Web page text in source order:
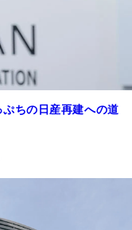
ちの日産再建への道